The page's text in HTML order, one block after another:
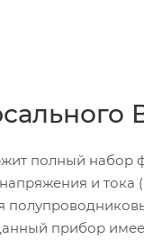
полный набор
и тока
прибор